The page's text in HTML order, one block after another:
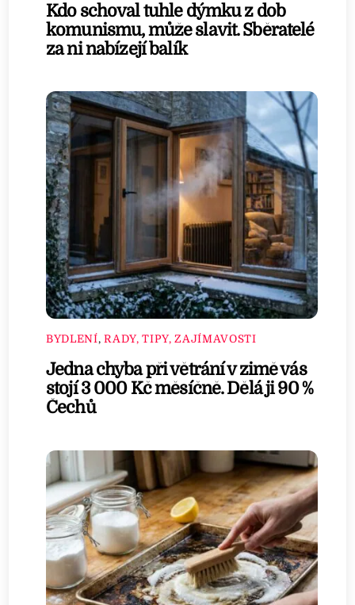
Kdo schoval tuhle dýmku z dob
komunismu, může slavit. Sběratelé
za ni nabízejí balík
BYDLENÍ,RADY, TIPY, ZAJÍMAVOSTI
Jedna chyba při větrání v zimě vás
stojí 3 000 Kč měsíčně. Dělá ji 90 %
Čechů